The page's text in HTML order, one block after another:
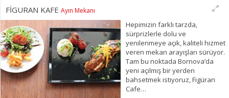
FİGURAN KAFE Ayın Mekanı
Hepimizin farklı tarzda,
sürprizlerle dolu ve
yenilenmeye açık, kaliteli hizmet
veren mekan arayışları sürüyor.
Tam bu noktada Bornova’da
yeni açılmış bir yerden
bahsetmek istiyoruz, Figüran
Cafe…